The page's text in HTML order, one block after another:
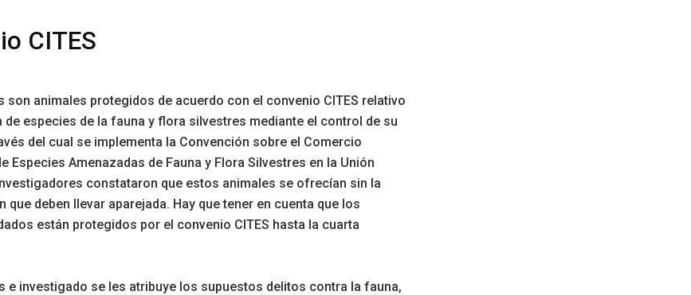
CITES
son animales protegidos de acuerdo con el convenio CITES relativo
de especies de la fauna y flora silvestres mediante el control de su
del cual se implementa la Convención sobre el Comercio
Especies Amenazadas de Fauna y Flora Silvestres en la Unión
constataron que estos animales se ofrecían sin la
que deben llevar aparejada. Hay que tener en cuenta que los
están protegidos por el convenio CITES hasta la cuarta
e investigado se les atribuye los supuestos delitos contra la fauna,